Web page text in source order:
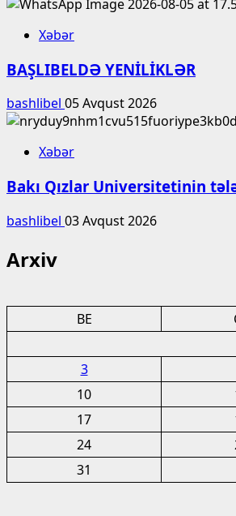
Xəbər
BAŞLIBELDƏ YENİLİKLƏR
bashlibel 05 Avqust 2026
Xəbər
Bakı Qızlar Universitetinin
bashlibel 03 Avqust 2026
Arxiv
BE
3
10
17
24
31